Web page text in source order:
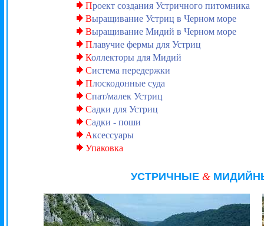
Проект создания Устричного питомника
Выращивание Устриц в Черном море
Выращивание Мидий в Черном море
Плавучие фермы для Устриц
Коллекторы для Мидий
Система передержки
Плоскодонные суда
Спат/малек Устриц
Садки для Устриц
Садки - поши
Аксессуары
Упаковка
УСТРИЧНЫЕ &